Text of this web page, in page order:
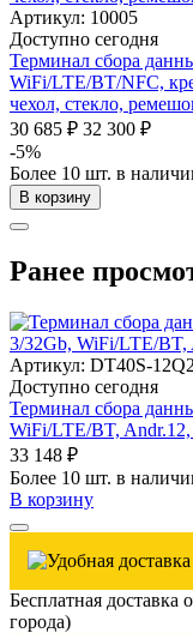
Артикул: 10005
Доступно сегодня
Терминал сбора
WiFi/LTE/BT/NFC,
чехол, стекло,
30 685 ₽ 32 300 ₽
-5%
Более 10 шт. в
В корзину
Ранее
Артикул: DT40S-
Доступно сегодня
Терминал сбора
WiFi/LTE/BT,
33 148 ₽
Более 10 шт. в
В корзину
Бесплатная доставка
города)